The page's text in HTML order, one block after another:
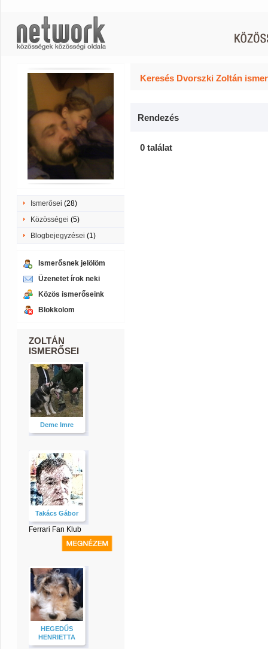
Ismerősei (28)
Közösségei (5)
Blogbejegyzései (1)
Ismerősnek jelölöm
Üzenetet írok neki
Közös ismerőseink
Blokkolom
ZOLTÁN
ISMERŐSEI
Deme Imre
Takács Gábor
Ferrari Fan Klub
HEGEDŰS
HENRIETTA
Keresés Dvorszki Zoltán
Rendezés
0 találat